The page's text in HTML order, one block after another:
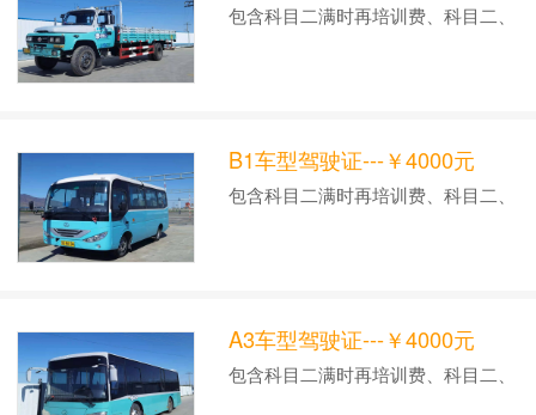
包含科目二满时再培训费、科目二、
B1车型驾驶证---￥4000元
包含科目二满时再培训费、科目二、
A3车型驾驶证---￥4000元
包含科目二满时再培训费、科目二、